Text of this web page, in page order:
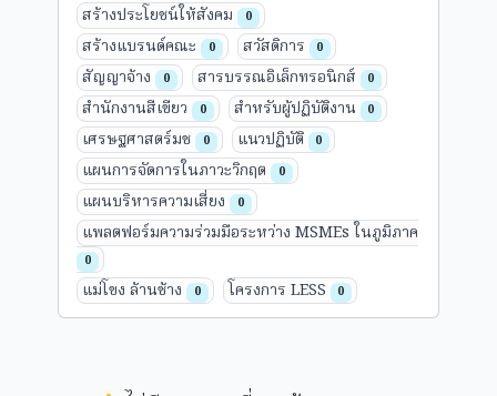
สร้างประโยชน์ให้สังคม 0
สร้างแบรนด์คณะ 0 สวัสดิการ 0
สัญญาจ้าง 0 สารบรรณอิเล็กทรอนิกส์ 0
สำนักงานสีเขียว 0 สำหรับผู้ปฏิบัติงาน 0
เศรษฐศาสตร์มช 0 แนวปฏิบัติ 0
แผนการจัดการในภาวะวิกฤต 0
แผนบริหารความเสี่ยง 0
แพลตฟอร์มความร่วมมือระหว่าง MSMEs ในภูมิภาค
0
แม่โขง ล้านช้าง 0 โครงการ LESS 0